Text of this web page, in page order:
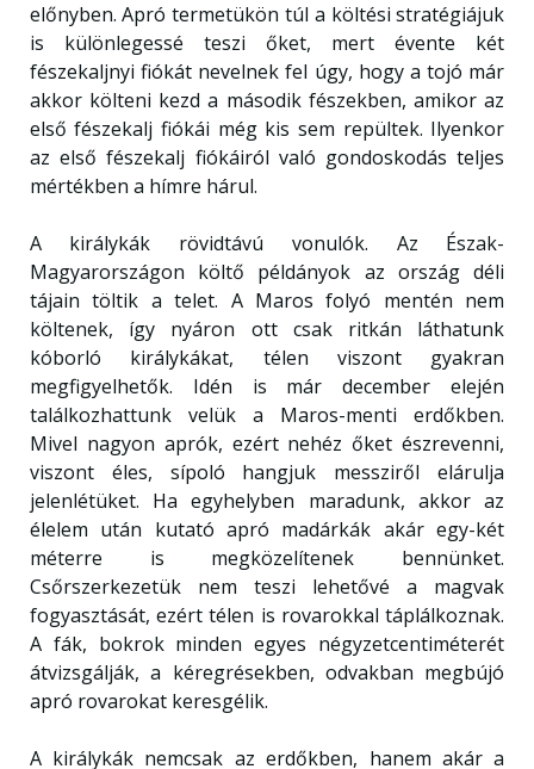
előnyben. Apró termetükön túl a költési stratégiájuk
is különlegessé teszi őket, mert évente két
fészekaljnyi fiókát nevelnek fel úgy, hogy a tojó már
akkor költeni kezd a második fészekben, amikor az
első fészekalj fiókái még kis sem repültek. Ilyenkor
az első fészekalj fiókáiról való gondoskodás teljes
mértékben a hímre hárul.
A királykák rövidtávú vonulók. Az Észak-
Magyarországon költő példányok az ország déli
tájain töltik a telet. A Maros folyó mentén nem
költenek, így nyáron ott csak ritkán láthatunk
kóborló királykákat, télen viszont gyakran
megfigyelhetők. Idén is már december elején
találkozhattunk velük a Maros-menti erdőkben.
Mivel nagyon aprók, ezért nehéz őket észrevenni,
viszont éles, sípoló hangjuk messziről elárulja
jelenlétüket. Ha egyhelyben maradunk, akkor az
élelem után kutató apró madárkák akár egy-két
méterre is megközelítenek bennünket.
Csőrszerkezetük nem teszi lehetővé a magvak
fogyasztását, ezért télen is rovarokkal táplálkoznak.
A fák, bokrok minden egyes négyzetcentiméterét
átvizsgálják, a kéregrésekben, odvakban megbújó
apró rovarokat keresgélik.
A királykák nemcsak az erdőkben, hanem akár a